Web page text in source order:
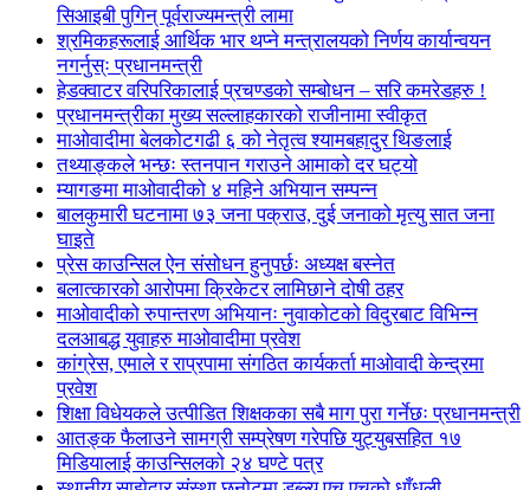
सिआइबी पुगिन् पूर्वराज्यमन्त्री लामा
श्रमिकहरूलाई आर्थिक भार थप्ने मन्त्रालयको निर्णय कार्यान्वयन
नगर्नुस्ः प्रधानमन्त्री
हेडक्वाटर वरिपरिकालाई प्रचण्डको सम्बोधन – सरि कमरेडहरु !
प्रधानमन्त्रीका मुख्य सल्लाहकारको राजीनामा स्वीकृत
माओवादीमा बेलकोटगढी ६ को नेतृत्व श्यामबहादुर थिङलाई
तथ्याङ्कले भन्छः स्तनपान गराउने आमाको दर घट्यो
म्यागङमा माओवादीको ४ महिने अभियान सम्पन्न
बालकुमारी घटनामा ७३ जना पक्राउ, दुई जनाको मृत्यु सात जना
घाइते
प्रेस काउन्सिल ऐन संसोधन हुनुपर्छः अध्यक्ष बस्नेत
बलात्कारको आरोपमा क्रिकेटर लामिछाने दोषी ठहर
माओवादीको रुपान्तरण अभियानः नुवाकोटको विदुरबाट विभिन्न
दलआबद्ध युवाहरु माओवादीमा प्रवेश
कांग्रेस, एमाले र राप्रपामा संगठित कार्यकर्ता माओवादी केन्द्रमा
प्रवेश
शिक्षा विधेयकले उत्पीडित शिक्षकका सबै माग पुरा गर्नेछः प्रधानमन्त्री
आतङ्क फैलाउने सामग्री सम्प्रेषण गरेपछि युट्युबसहित १७
मिडियालाई काउन्सिलको २४ घण्टे पत्र